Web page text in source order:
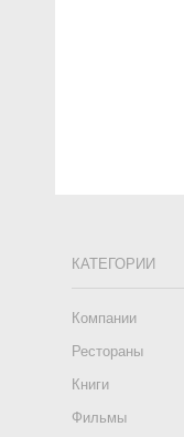
КАТЕГОРИИ
Компании
Рестораны
Книги
Фильмы